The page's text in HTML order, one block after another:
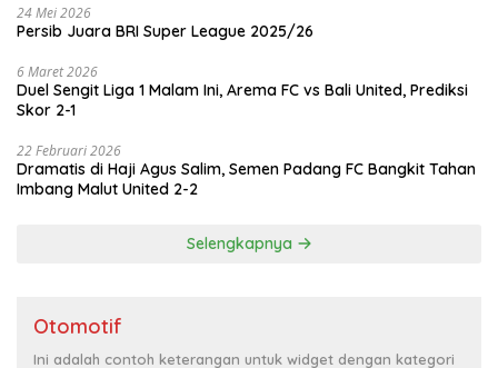
24 Mei 2026
Persib Juara BRI Super League 2025/26
6 Maret 2026
Duel Sengit Liga 1 Malam Ini, Arema FC vs Bali United, Prediksi
Skor 2-1
22 Februari 2026
Dramatis di Haji Agus Salim, Semen Padang FC Bangkit Tahan
Imbang Malut United 2-2
Selengkapnya
Otomotif
Ini adalah contoh keterangan untuk widget dengan kategori